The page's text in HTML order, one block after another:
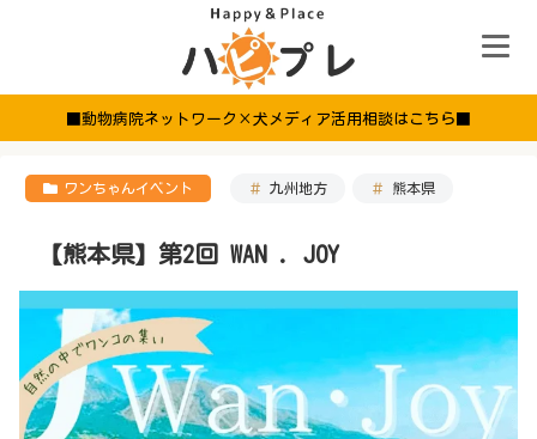
■動物病院ネットワーク×犬メディア活用相談はこちら■
ワンちゃんイベント 九州地方 熊本県
【熊本県】第2回 WAN . JOY